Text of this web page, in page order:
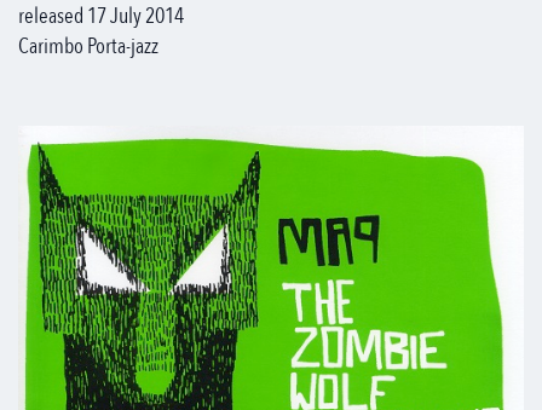
released 17 July 2014
Carimbo Porta-jazz